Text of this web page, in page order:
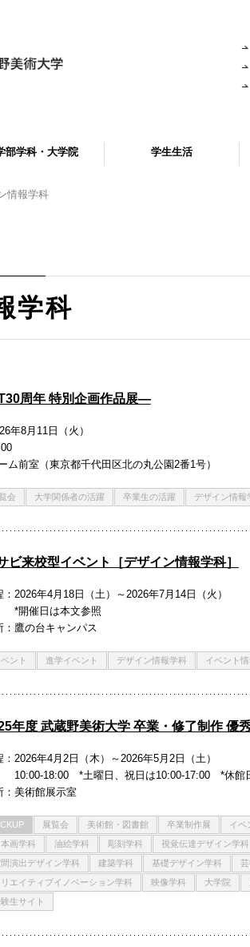
部学科・大学院 学生生活
情報学科
学科
周年 特別企画作品展―
年8月11日（火）
ム前室（東京都千代田区北の丸公園2番1号）
会 大学関係者の活躍 卒業生の活躍 デザイン情報
ビ来校型イベント［デザイン情報学科］
2026年4月18日（土）～2026年7月14日（火）
*開催日は本文参照
鷹の台キャンパス
ベント 進学イベント デザイン情報学科 イベント
年度 武蔵野美術大学 卒業・修了制作 優
2026年4月2日（木）～2026年5月2日（土）
10:00-18:00 *土曜日、祝日は10:00-17:00 *休館
美術館展示室
展覧会 美術館・図書館 卒業制作展 イベ
本画学科
油絵学科 彫刻学科 視覚伝達デザイン学科
間演出デザイン学科
建築学科 基礎デザイン学科
リエイティブイノベーション学科
映像学科 大学院
生サイト